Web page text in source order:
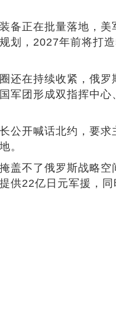
备正在批量落地，
划，2027年前将打
还在持续收紧，俄
军团形成双指挥中
公开喊话北约，要
。
盖不了俄罗斯战略
供22亿日元军援，